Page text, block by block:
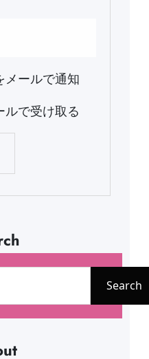
メールで通知
ルで受け取る
Search